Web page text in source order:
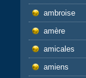
ambroise
amère
amicales
amiens